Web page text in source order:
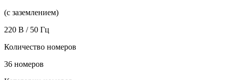
(с заземлением)
220 В / 50 Гц
Количество номеров
36 номеров